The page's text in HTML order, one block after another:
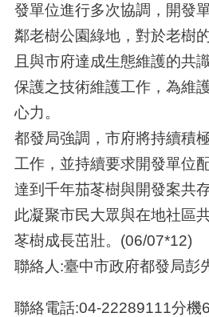
發單位進行多次協調，開發
鄰老樹公園綠地，對於老樹
且與市府達成生態維護的共
保護之技術維護工作，為維
心力。
都發局強調，市府將持續積
工作，並持續要求開發單位
達到千年茄苳樹與開發案共
此凝聚市民大眾與在地社區
苳樹成長茁壯。(06/07*12)
聯絡人:臺中市政府都發局彭
聯絡電話:04-22289111分機